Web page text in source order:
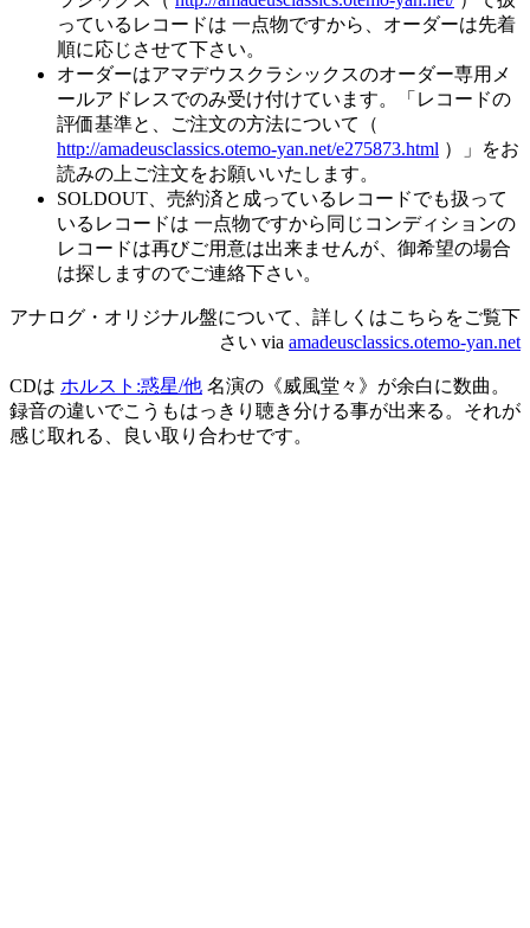
っているレコードは 一点物ですから、オーダーは先着
順に応じさせて下さい。
オーダーはアマデウスクラシックスのオーダー専用メ
ールアドレスでのみ受け付けています。「レコードの
評価基準と、ご注文の方法について（
http://amadeusclassics.otemo-yan.net/e275873.html ）」をお
読みの上ご注文をお願いいたします。
SOLDOUT、売約済と成っているレコードでも扱って
いるレコードは 一点物ですから同じコンディションの
レコードは再びご用意は出来ませんが、御希望の場合
は探しますのでご連絡下さい。
アナログ・オリジナル盤について、詳しくはこちらをご覧下
さい via amadeusclassics.otemo-yan.net
CDは ホルスト:惑星/他 名演の《威風堂々》が余白に数曲。
録音の違いでこうもはっきり聴き分ける事が出来る。それが
感じ取れる、良い取り合わせです。